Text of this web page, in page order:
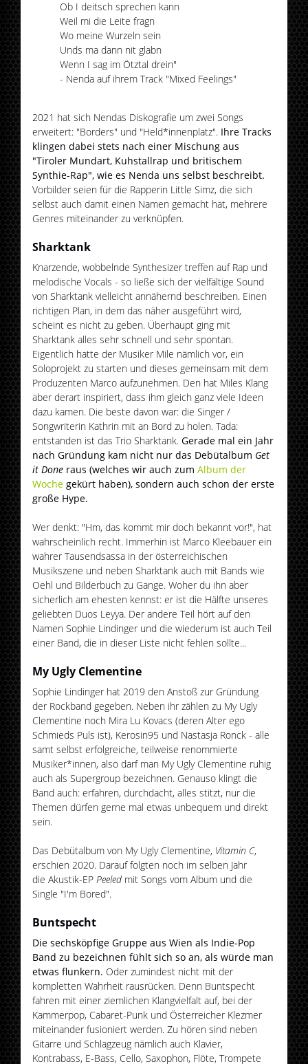
Ob I deitsch sprechen kann
Weil mi die Leite fragn
Wo meine Wurzeln sein
Unds ma dann nit glabn
Wenn I sag im Ötztal drein"
- Nenda auf ihrem Track "Mixed Feelings"
2021 hat sich Nendas Diskografie um zwei Songs
erweitert: "Borders" und "Held*innenplatz". Ihre Tracks
klingen dabei stets nach einer Mischung aus
"Tiroler Mundart, Kuhstallrap und britischem
Synthie-Rap", wie es Nenda uns selbst beschreibt.
Vorbilder seien für die Rapperin Little Simz, die sich
selbst auch damit einen Namen gemacht hat, mehrere
Genres miteinander zu verknüpfen.
Sharktank
Knarzende, wobbelnde Synthesizer treffen auf Rap und
melodische Vocals - so ließe sich der vielfältige Sound
von Sharktank vielleicht annähernd beschreiben. Einen
richtigen Plan, in dem das näher ausgeführt wird,
scheint es nicht zu geben. Überhaupt ging mit
Sharktank alles sehr schnell und sehr spontan.
Eigentlich hatte der Musiker Mile nämlich vor, ein
Soloprojekt zu starten und dieses gemeinsam mit dem
Produzenten Marco aufzunehmen. Den hat Miles Klang
aber derart inspiriert, dass ihm gleich ganz viele Ideen
dazu kamen. Die beste davon war: die Singer /
Songwriterin Kathrin mit an Bord zu holen. Tada:
entstanden ist das Trio Sharktank.Gerade mal ein Jahr
nach Gründung kam nicht nur das Debütalbum Get
it Done raus (welches wir auch zumAlbum der
Woche gekürt haben), sondern auch schon der erste
große Hype.
Wer denkt: "Hm, das kommt mir doch bekannt vor!", hat
wahrscheinlich recht. Immerhin ist Marco Kleebauer ein
wahrer Tausendsassa in der österreichischen
Musikszene und neben Sharktank auch mit Bands wie
Oehl und Bilderbuch zu Gange. Woher du ihn aber
sicherlich am ehesten kennst: er ist die Hälfte unseres
geliebten Duos Leyya. Der andere Teil hört auf den
Namen Sophie Lindinger und die wiederum ist auch Teil
einer Band, die in dieser Liste nicht fehlen sollte...
My Ugly Clementine
Sophie Lindinger hat 2019 den Anstoß zur Gründung
der Rockband gegeben. Neben ihr zählen zu My Ugly
Clementine noch Mira Lu Kovacs (deren Alter ego
Schmieds Puls ist), Kerosin95 und Nastasja Ronck - alle
samt selbst erfolgreiche, teilweise renommierte
Musiker*innen, also darf man My Ugly Clementine ruhig
auch als Supergroup bezeichnen. Genauso klingt die
Band auch: erfahren, durchdacht, alles stitzt, nur die
Themen dürfen gerne mal etwas unbequem und direkt
sein.
Das Debütalbum von My Ugly Clementine, Vitamin C,
erschien 2020. Darauf folgten noch im selben Jahr
die Akustik-EPPeeled mit Songs vom Album und die
Single "I'm Bored".
Buntspecht
Die sechsköpfige Gruppe aus Wien als Indie-Pop
Band zu bezeichnen fühlt sich so an, als würde man
etwas flunkern. Oder zumindest nicht mit der
kompletten Wahrheit rausrücken. Denn Buntspecht
fahren mit einer ziemlichen Klangvielfalt auf, bei der
Kammerpop, Cabaret-Punk und Österreicher Klezmer
miteinander fusioniert werden. Zu hören sind neben
Gitarre und Schlagzeug nämlich auch Klavier,
Kontrabass, E-Bass, Cello, Saxophon, Flöte, Trompete